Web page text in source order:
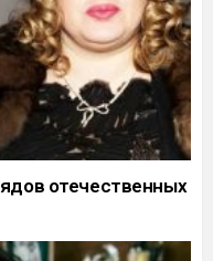
отечественных